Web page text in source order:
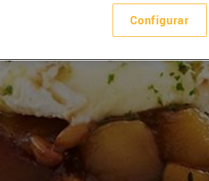
Configurar